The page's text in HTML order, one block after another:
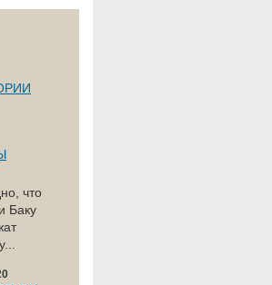
что
Баку